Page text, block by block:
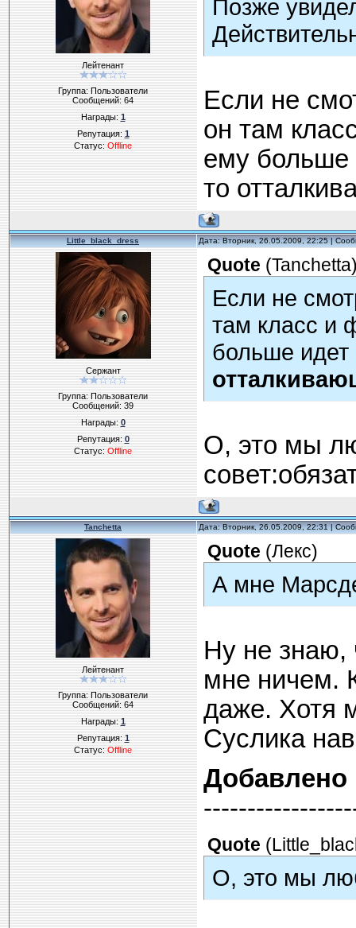
Лейтенант
Группа: Пользователи
Сообщений:64
Награды:1
Репутация:1
Статус:Offline
Позже
Если не
он там
ему больше
то
Little_black_dress Дата: Вторник, 26.05.2009, 22:25 |
Сержант
Группа: Пользователи
Сообщений:39
Награды:0
Репутация:0
Статус:Offline
Quote (Tanchetta
Если не
там класс и
больше идет
О, это мы
Tanchetta Дата: Вторник, 26.05.2009, 22:31 |
Лейтенант
Группа: Пользователи
Сообщений:64
Награды:1
Репутация:1
Статус:Offline
Quote (Лекс)
А мне
Ну не знаю,
мне ничем.
даже. Хотя
Суслика
Добавлено
Quote (
О, это мы